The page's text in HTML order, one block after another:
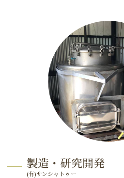
製造・研究開発
(有)サンシャトゥー